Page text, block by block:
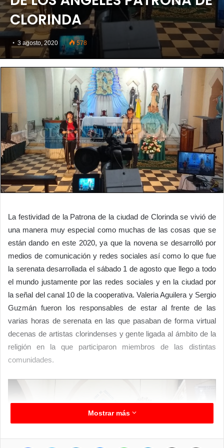
CLORINDA
3 agosto, 2020 578
La festividad de la Patrona de la ciudad de Clorinda se vivió de
una manera muy especial como muchas de las cosas que se
están dando en este 2020, ya que la novena se desarrolló por
medios de comunicación y redes sociales así como lo que fue
la serenata desarrollada el sábado 1 de agosto que llego a todo
el mundo justamente por las redes sociales y en la ciudad por
la señal del canal 10 de la cooperativa. Valeria Aguilera y Sergio
Guzmán fueron los responsables de estar al frente de las
varias horas de serenata en las que pasaban de forma virtual
decenas de artistas clorindenses y gente ligada al ámbito de la
religión en la que participaron miembros de las distintas
comunidades.
Mostrar más